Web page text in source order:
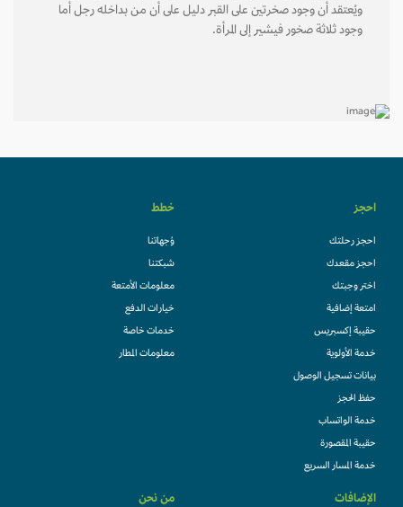
ويُعتقد أن وجود صخرتين على القبر دليل على أن من بداخله رجل أما
وجود ثلاثة صخور فيشير إلى المرأة.
احجز
احجز رحلتك
احجز مقعدك
اختر وجبتك
امتعة إضافية
حقيبة إكسبريس
خدمة الأولوية
بيانات تسجيل الوصول
حفظ الحجز
خدمة الواتساب
حقيبة المقصورة
خدمة المسار السريع
خطط
وُجهاتنا
شبكتنا
معلومات الأمتعة
خيارات الدفع
خدمات خاصة
معلومات المطار
الإضافات من نحن